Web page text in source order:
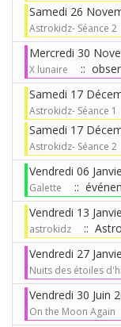
Samedi 26
Astrokidz- Séance 2
Mercredi 30
X lunaire
::
Samedi 17
Astrokidz- Séance 1
Samedi 17
Astrokidz- Séance 2
Vendredi 06
Galette
::
Vendredi 13
astrokidz
::
Vendredi 27
Nuits des étoiles
Vendredi 30 Juin
On the Moon Again